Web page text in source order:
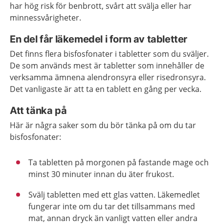
har hög risk för benbrott, svårt att svälja eller har
minnessvårigheter.
En del får läkemedel i form av tabletter
Det finns flera bisfosfonater i tabletter som du sväljer.
De som används mest är tabletter som innehåller de
verksamma ämnena alendronsyra eller risedronsyra.
Det vanligaste är att ta en tablett en gång per vecka.
Att tänka på
Här är några saker som du bör tänka på om du tar
bisfosfonater:
Ta tabletten på morgonen på fastande mage och
minst 30 minuter innan du äter frukost.
Svälj tabletten med ett glas vatten. Läkemedlet
fungerar inte om du tar det tillsammans med
mat, annan dryck än vanligt vatten eller andra